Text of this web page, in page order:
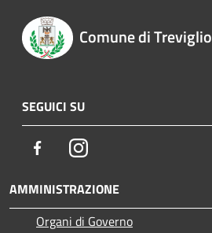
Comune di Treviglio
SEGUICI SU
FacebookInstagram
AMMINISTRAZIONE
Organi di Governo